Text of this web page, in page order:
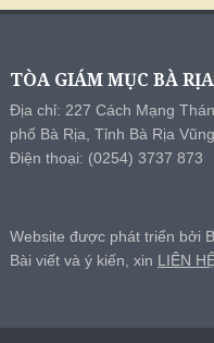
TÒA GIÁM MỤC BÀ RỊA
Địa chỉ: 227 Cách Mạng
phố Bà Rịa, Tỉnh Bà Rịa
Điện thoại: (0254) 3737 873
Website được phát triển bởi
Bài viết và ý kiến, xin LIÊN